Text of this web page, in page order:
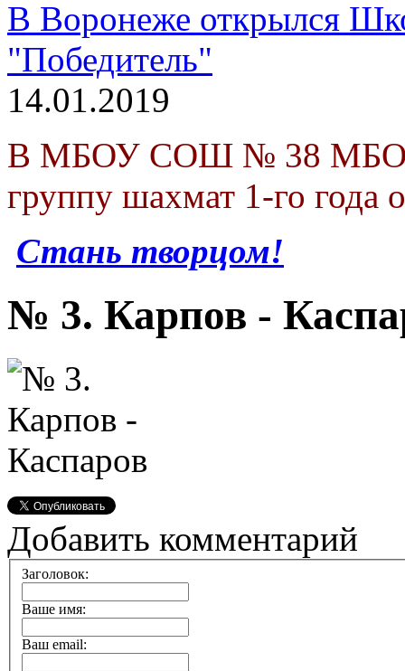
В Воронеже открылся
"Победитель"
14.01.2019
В МБОУ СОШ № 38 МБОУ
группу шахмат 1-го года
Стань творцом!
№ 3. Карпов -
Добавить комментарий
Заголовок:
Ваше имя:
Ваш email: